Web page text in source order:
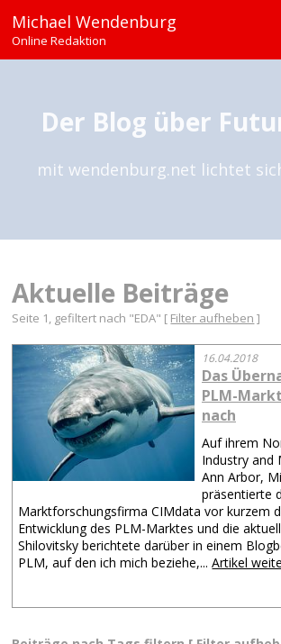
Michael Wendenburg
Online Redaktion
Der Blog über
mit wendenburg.net lichtet
Aktuelle Beiträge
Seite 1, gefiltert nach "EDA" [ Filter aufheben ]
16.04.2018
Das
PLM-
nach
Auf ihrem
Industry and
Ann Arbor,
präsentierte
Marktforschungsfirma CIMdata vor kurzem
Entwicklung des PLM-Marktes und die
Shilovitsky berichtete darüber in einem
PLM, auf den ich mich beziehe,...Artikel